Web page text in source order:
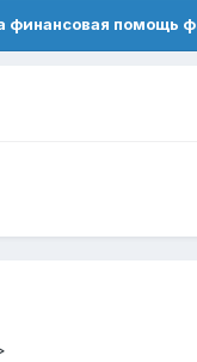
финансовая помощь